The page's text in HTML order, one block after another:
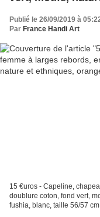
Publié le 26/09/2019 à
Par France Handi Art
15 €uros - Capeline,
doublure coton, fond vert,
fushia, blanc, taille 56/57